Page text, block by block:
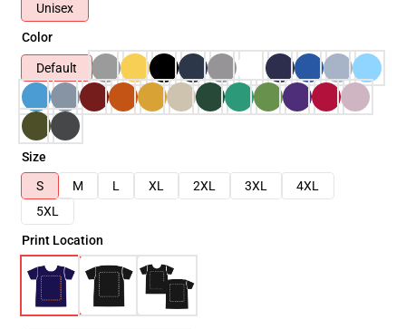
Unisex
Color
Default
Size
S
M L XL 2XL 3XL
4XL
5XL
Print Location